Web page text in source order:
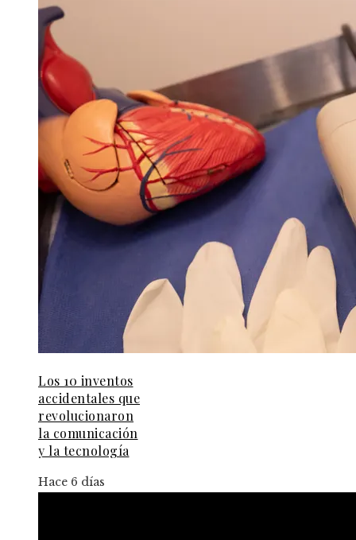
Los 10 inventos
accidentales que
revolucionaron
la comunicación
y la tecnología
Hace 6 días